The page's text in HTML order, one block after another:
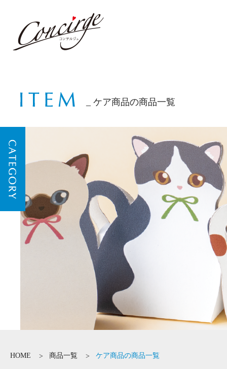
ケア商品の商品一覧
HOME 商品一覧 ケア商品の商品一覧